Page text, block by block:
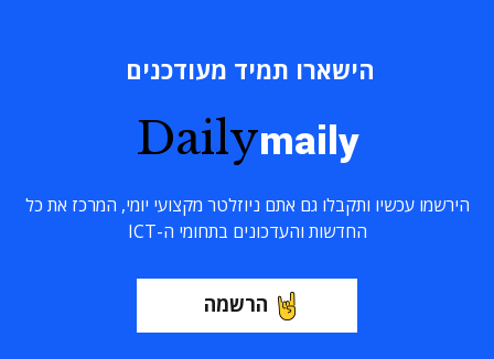
הישארו תמיד מעודכנים
Dailymaily
הירשמו עכשיו ותקבלו גם אתם ניוזלטר מקצועי יומי, המרכז את כל
החדשות והעדכונים בתחומי ה-ICT
הרשמה